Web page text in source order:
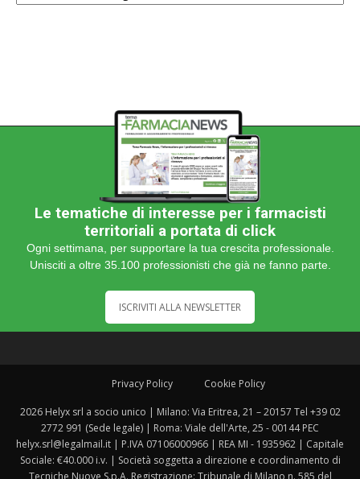
Le tematiche di interesse per i farmacisti
territoriali a portata di click
Ogni settimana, per supportare la tua crescita professionale.
Unisciti a oltre 35.100 professionisti che già ne fanno parte.
ISCRIVITI ALLA NEWSLETTER
Privacy Policy Cookie Policy
2026 Helyx srl a socio unico | Milano: Via Eritrea, 21 – 20157 Tel +39 02
2772 991 (Sede legale) | Roma: Viale dell'Arte, 25 - 00144 PEC
helyx.srl@legalmail.it | P.IVA 07106000966 | REA MI - 1935962 | Capitale
Sociale: €40.000 i.v. | Società soggetta a direzione e coordinamento di
Tecniche Nuove S.p.A. Registrazione: Tribunale di Milano n. 585 del